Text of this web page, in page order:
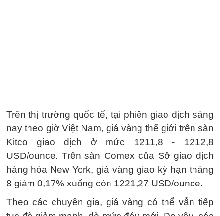
Trên thị trường quốc tế, tại phiên giao dịch sáng
nay theo giờ Việt Nam, giá vàng thế giới trên sàn
Kitco giao dịch ở mức 1211,8 - 1212,8
USD/ounce. Trên sàn Comex của Sở giao dịch
hàng hóa New York, giá vàng giao kỳ hạn tháng
8 giảm 0,17% xuống còn 1221,27 USD/ounce.
Theo các chuyên gia, giá vàng có thể vẫn tiếp